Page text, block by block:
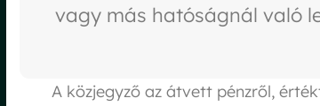
vagy más hatóságnál való
A közjegyző az átvett pénzről,